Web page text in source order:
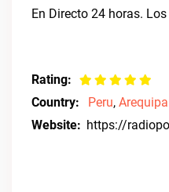
En Directo 24 horas.
Rating:
Country:
Peru, Arequipa
Website: https://